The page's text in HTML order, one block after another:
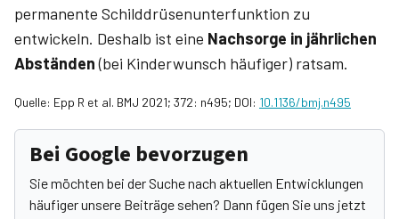
permanente Schilddrüsenunterfunktion zu
entwickeln. Deshalb ist eine Nachsorge in jährlichen
Abständen(bei Kinderwunsch häufiger) ratsam.
Quelle: Epp R et al. BMJ 2021; 372: n495; DOI: 10.1136/bmj.n495
Bei Google bevorzugen
Sie möchten bei der Suche nach aktuellen Entwicklungen
häufiger unsere Beiträge sehen? Dann fügen Sie uns jetzt